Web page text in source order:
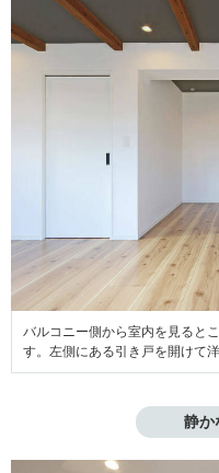
バルコニー側から室内を見ると
す。左側にある引き戸を開けて
静か